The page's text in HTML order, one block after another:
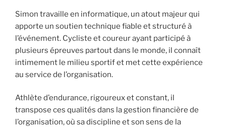
Simon travaille en informatique, un atout majeur qui
apporte un soutien technique fiable et structuré à
l’événement. Cycliste et coureur ayant participé à
plusieurs épreuves partout dans le monde, il connaît
intimement le milieu sportif et met cette expérience
au service de l’organisation.
Athlète d’endurance, rigoureux et constant, il
transpose ces qualités dans la gestion financière de
l’organisation, où sa discipline et son sens de la